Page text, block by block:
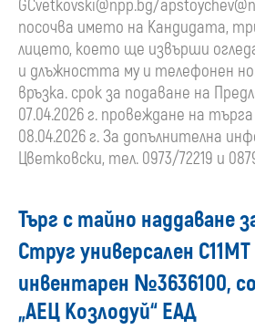
GCvetkovski@npp.bg/
посочва името на Кандидата,
лицето, което ще извърши
и длъжността му и телефонен
връзка. срок за подаване на
07.04.2026 г. провеждане на търга
08.04.2026 г. За допълнителна
Цветковски, тел. 0973/72219 и
Търг с тайно наддаване
Струг универсален
инвентарен №3636100,
„АЕЦ Козлодуй“ ЕАД